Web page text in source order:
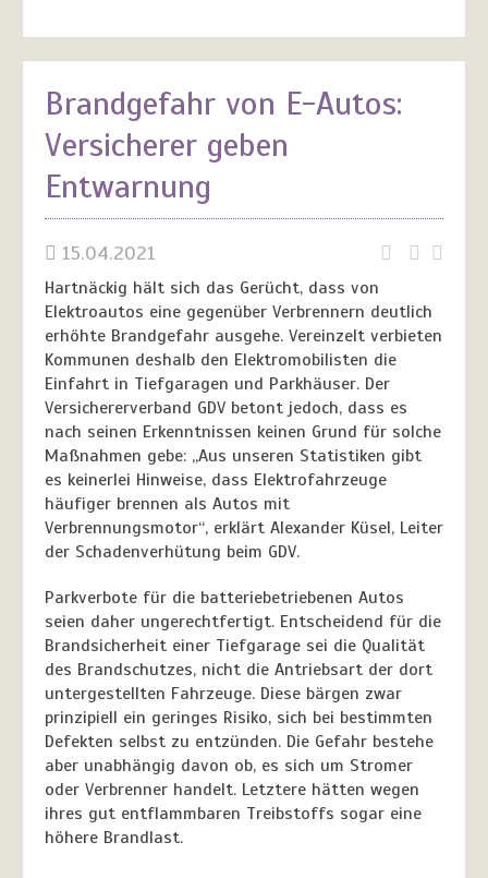
Brandgefahr von E-Autos:
Versicherer geben
Entwarnung
15.04.2021
Hartnäckig hält sich das Gerücht, dass von
Elektroautos eine gegenüber Verbrennern deutlich
erhöhte Brandgefahr ausgehe. Vereinzelt verbieten
Kommunen deshalb den Elektromobilisten die
Einfahrt in Tiefgaragen und Parkhäuser. Der
Versichererverband GDV betont jedoch, dass es
nach seinen Erkenntnissen keinen Grund für solche
Maßnahmen gebe: „Aus unseren Statistiken gibt
es keinerlei Hinweise, dass Elektrofahrzeuge
häufiger brennen als Autos mit
Verbrennungsmotor“, erklärt Alexander Küsel, Leiter
der Schadenverhütung beim GDV.
Parkverbote für die batteriebetriebenen Autos
seien daher ungerechtfertigt. Entscheidend für die
Brandsicherheit einer Tiefgarage sei die Qualität
des Brandschutzes, nicht die Antriebsart der dort
untergestellten Fahrzeuge. Diese bärgen zwar
prinzipiell ein geringes Risiko, sich bei bestimmten
Defekten selbst zu entzünden. Die Gefahr bestehe
aber unabhängig davon ob, es sich um Stromer
oder Verbrenner handelt. Letztere hätten wegen
ihres gut entflammbaren Treibstoffs sogar eine
höhere Brandlast.